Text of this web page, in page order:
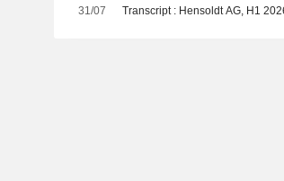
31/07 Transcript : Hensoldt AG, H1